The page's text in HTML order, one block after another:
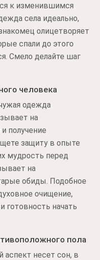
к изменившимся
села идеально,
олицетворяет
спали до этого
Смело делайте шаг
человека
одежда
на
получение
защиту в опыте
мудрость перед
на
обиды. Подобное
очищение,
готовность начать
пола
аспект несет сон, в